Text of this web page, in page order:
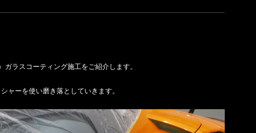
ラスコーティング施工をご紹介します。
ャーを使い磨き落としていきます。